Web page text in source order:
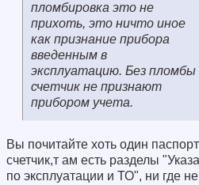
пломбировка это не
прихоть, это ничто иное
как признание прибора
введенным в
эксплуатацию. Без пломбы
счетчик не признают
прибором учета.
Вы почитайте хоть один
счетчик,т ам есть разделы
по эксплуатации и ТО", ни где не